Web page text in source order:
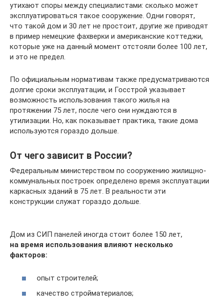
утихают споры между специалистами: сколько может
эксплуатироваться такое сооружение. Одни говорят,
что такой дом и 30 лет не простоит, другие же приводят
в пример немецкие фахверки и американские коттеджи,
которые уже на данный момент отстояли более 100 лет,
и это не предел.
По официальным нормативам также предусматриваются
долгие сроки эксплуатации, и Госстрой указывает
возможность использования такого жилья на
протяжении 75 лет, после чего они нуждаются в
утилизации. Но, как показывает практика, такие дома
используются гораздо дольше.
От чего зависит в России?
Федеральным министерством по сооружению жилищно-
коммунальных построек определено время эксплуатации
каркасных зданий в 75 лет. В реальности эти
конструкции служат гораздо дольше.
Дом из СИП панелей иногда стоит более 150 лет,
на время использования влияют несколько
факторов:
опыт строителей;
качество стройматериалов;